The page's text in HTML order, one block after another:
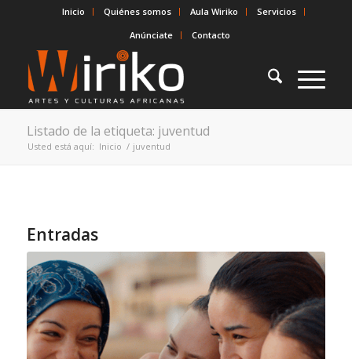
Inicio Quiénes somos Aula Wiriko
Servicios
Anúnciate
Contacto
Listado de la etiqueta: juventud
Usted está aquí: Inicio / juventud
Entradas